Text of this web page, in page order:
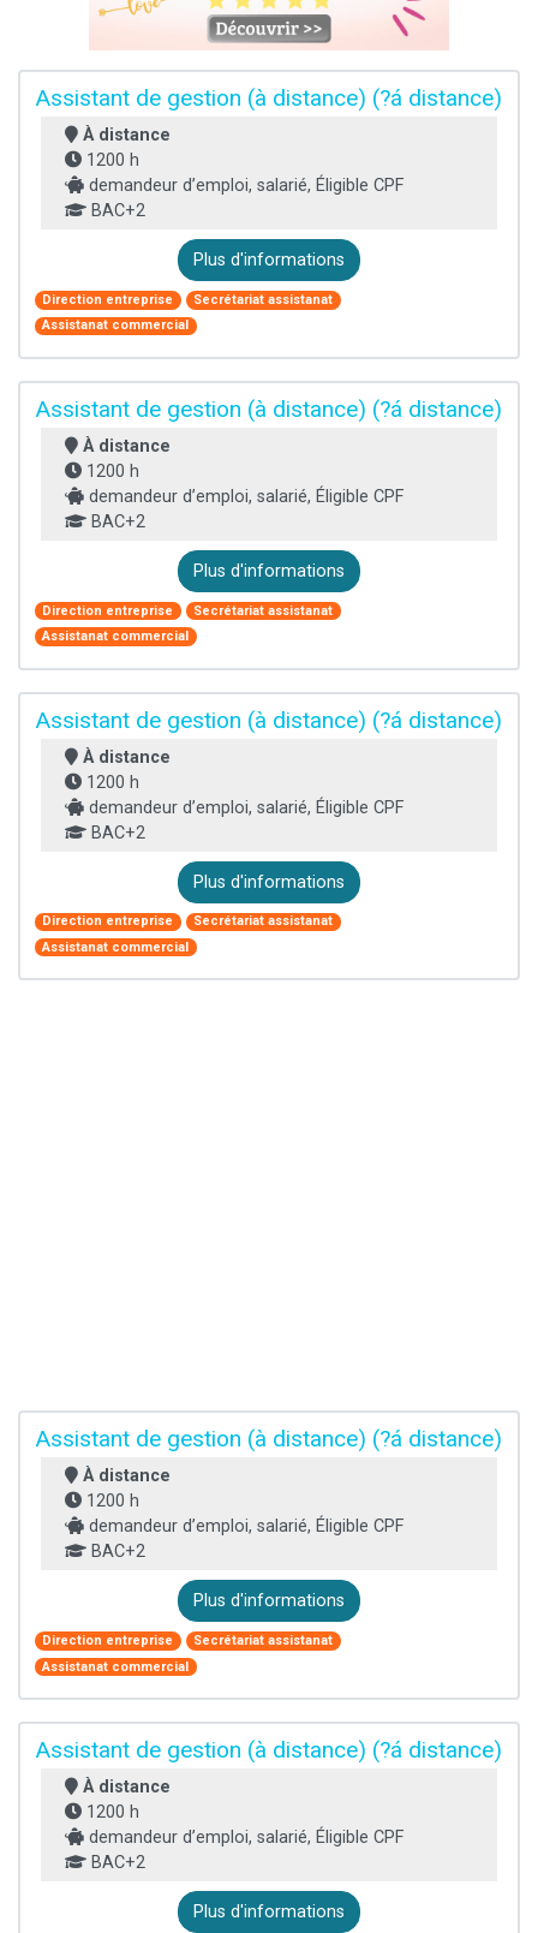
Assistant de gestion (à distance) (?á distance)
À distance
1200 h
demandeur d’emploi, salarié, Éligible CPF
BAC+2
Plus d'informations
Direction entreprise
Secrétariat assistanat
Assistanat commercial
Assistant de gestion (à distance) (?á distance)
À distance
1200 h
demandeur d’emploi, salarié, Éligible CPF
BAC+2
Plus d'informations
Direction entreprise
Secrétariat assistanat
Assistanat commercial
Assistant de gestion (à distance) (?á distance)
À distance
1200 h
demandeur d’emploi, salarié, Éligible CPF
BAC+2
Plus d'informations
Direction entreprise
Secrétariat assistanat
Assistanat commercial
Assistant de gestion (à distance) (?á distance)
À distance
1200 h
demandeur d’emploi, salarié, Éligible CPF
BAC+2
Plus d'informations
Direction entreprise
Secrétariat assistanat
Assistanat commercial
Assistant de gestion (à distance) (?á distance)
À distance
1200 h
demandeur d’emploi, salarié, Éligible CPF
BAC+2
Plus d'informations